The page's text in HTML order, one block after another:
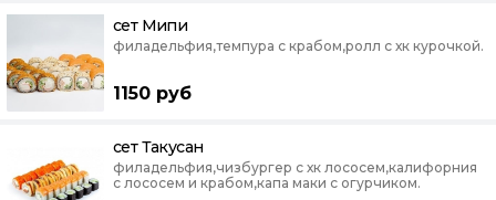
сет Мипи
филадельфия,темпура с крабом,ролл с хк курочкой.
1150 руб
сет Такусан
филадельфия,чизбургер с хк лососем,калифорния
с лососем и крабом,капа маки с огурчиком.